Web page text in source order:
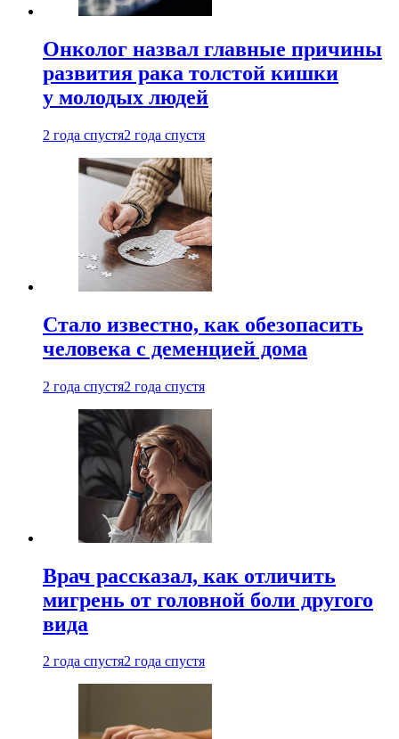
Онколог назвал главные причины
развития рака толстой кишки
у молодых людей
2 года спустя2 года спустя
Стало известно, как обезопасить
человека с деменцией дома
2 года спустя2 года спустя
Врач рассказал, как отличить
мигрень от головной боли другого
вида
2 года спустя2 года спустя